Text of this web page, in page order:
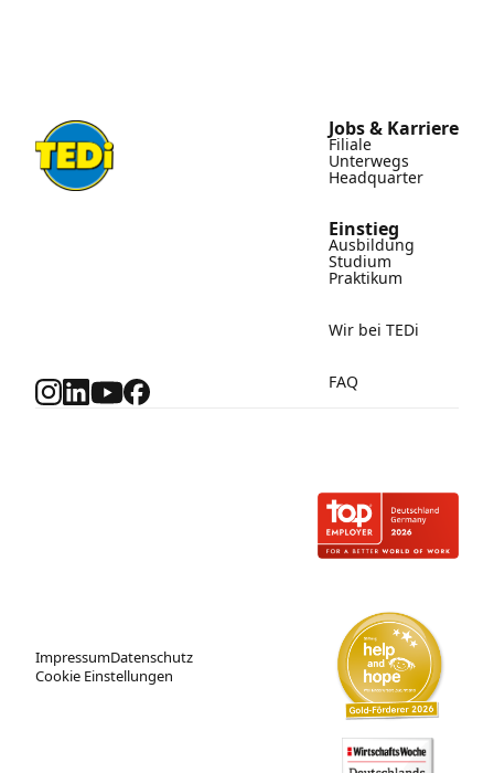
Jobs & Karriere
Filiale
Unterwegs
Headquarter
Einstieg
Ausbildung
Studium
Praktikum
Wir bei TEDi
FAQ
ImpressumDatenschutz
Cookie Einstellungen